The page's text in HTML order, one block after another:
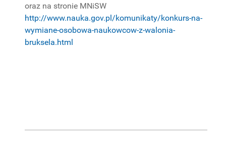
oraz na stronie MNiSW
http://www.nauka.gov.pl/komunikaty/konkurs-na-
wymiane-osobowa-naukowcow-z-walonia-
bruksela.html